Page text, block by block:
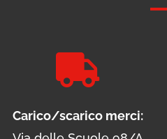

Carico/scarico merci: